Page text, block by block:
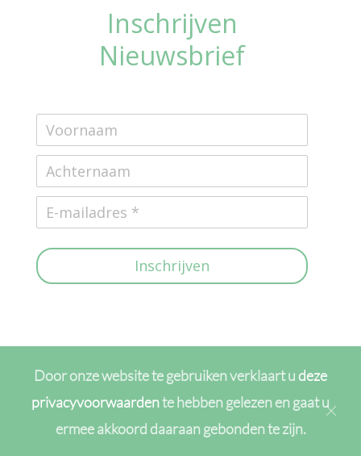
Inschrijven
Nieuwsbrief
Inschrijven
Door onze website te gebruiken verklaart udeze
privacyvoorwaardente hebben gelezen en gaat u
ermee akkoord daaraan gebonden te zijn.